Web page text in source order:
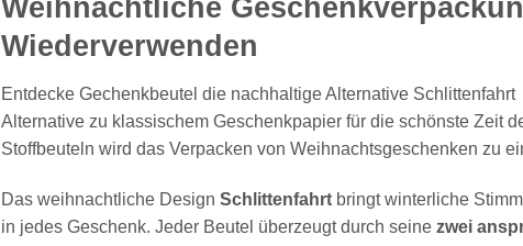
Weihnachtliche
Wiederverwenden
Entdecke Gechenkbeutel die nachhaltige Alternative
Alternative zu klassischem Geschenkpapier für die schönste Zeit
Stoffbeuteln wird das Verpacken von Weihnachtsgeschenken zu
Das weihnachtliche Design Schlittenfahrtbringt winterliche
in jedes Geschenk. Jeder Beutel überzeugt durch seine zwei